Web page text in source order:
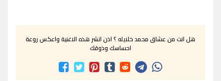
هل انت من عشاق محمد خلايله ؟ اذن انشر هذه الاغنية واعكس روعة
احساسك وذوقك